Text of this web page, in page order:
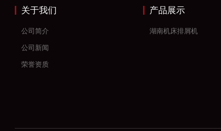
关于我们
公司简介
公司新闻
荣誉资质
产品展示
湖南机床排屑机